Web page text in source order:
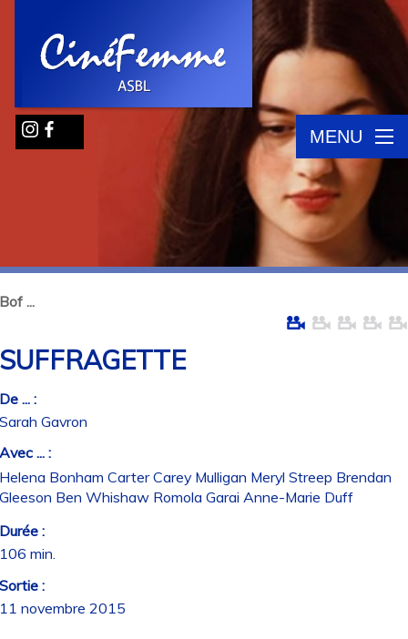
MENU
...
... :
Gavron
... :
Bonham Carter Carey Mulligan Meryl Streep Brendan
Ben Whishaw Romola Garai Anne-Marie Duff
:
min.
:
novembre 2015